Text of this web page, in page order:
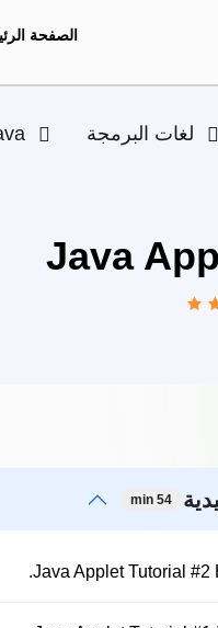
الصفحة
لغات البرمجة
Java
54 min